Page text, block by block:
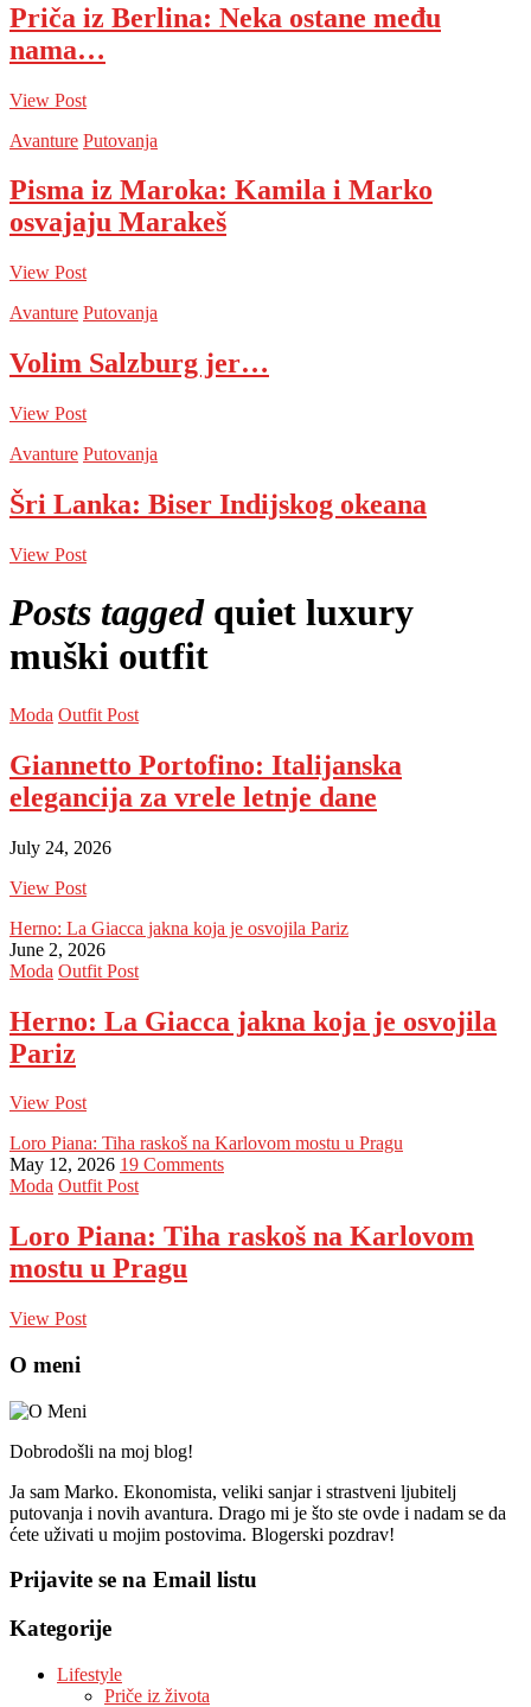
Priča iz Berlina: Neka ostane među
nama…
View Post
Avanture Putovanja
Pisma iz Maroka: Kamila i Marko
osvajaju Marakeš
View Post
Avanture Putovanja
Volim Salzburg jer…
View Post
Avanture Putovanja
Šri Lanka: Biser Indijskog okeana
View Post
Posts tagged quiet luxury
muški outfit
Moda Outfit Post
Giannetto Portofino: Italijanska
elegancija za vrele letnje dane
July 24, 2026
View Post
Herno: La Giacca jakna koja je osvojila Pariz
June 2, 2026
Moda Outfit Post
Herno: La Giacca jakna koja je osvojila
Pariz
View Post
Loro Piana: Tiha raskoš na Karlovom mostu u Pragu
May 12, 2026 19 Comments
Moda Outfit Post
Loro Piana: Tiha raskoš na Karlovom
mostu u Pragu
View Post
O meni
Dobrodošli na moj blog!
Ja sam Marko. Ekonomista, veliki sanjar i strastveni ljubitelj
putovanja i novih avantura. Drago mi je što ste ovde i nadam se da
ćete uživati u mojim postovima. Blogerski pozdrav!
Prijavite se na Email listu
Kategorije
Lifestyle
Priče iz života